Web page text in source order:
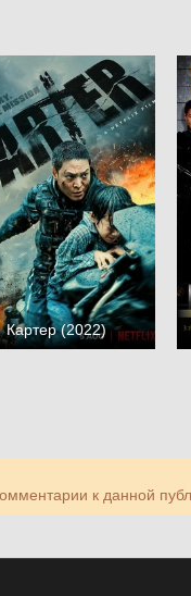
Картер (2022)
к данной